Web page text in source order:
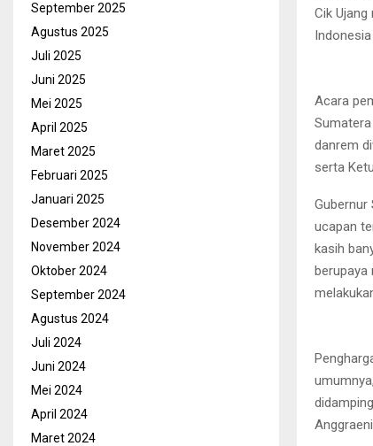
Cik
Acara
danrem
serta
Gubernur
ucapan
kasih
berupaya
September 2025
Agustus 2025
Juli 2025
Juni 2025
Mei 2025
April 2025
Maret 2025
Februari 2025
Januari 2025
Desember 2024
November 2024
Oktober 2024
September 2024
Agustus 2024
Juli 2024
Juni 2024
Mei 2024
April 2024
Maret 2024